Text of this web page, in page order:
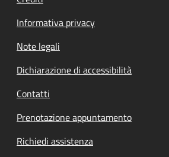
Informativa privacy
Note legali
Dichiarazione di accessibilità
Contatti
Prenotazione appuntamento
Richiedi assistenza